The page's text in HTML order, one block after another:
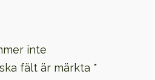
inte
fält är märkta *